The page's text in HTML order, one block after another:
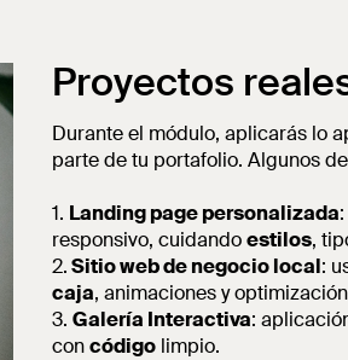
Proyectos
Durante el módulo, aplicarás lo
parte de tu portafolio. Algunos
1. Landing page personalizada
responsivo, cuidandoestilos,
2.Sitio web de negocio local:
caja, animaciones y
3. Galería Interactiva:
concódigo limpio.